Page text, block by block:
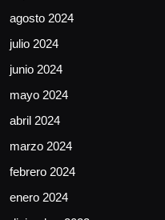
agosto 2024
julio 2024
junio 2024
mayo 2024
abril 2024
marzo 2024
febrero 2024
enero 2024